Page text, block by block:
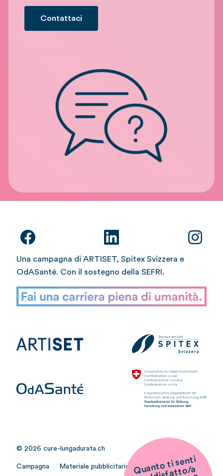
Quant
o ti senti
s
disfatt
nel tu
o lav
or
Contattaci
Una campagna di ARTISET, Spitex Svizzera e
OdASanté. Con il sostegno della SEFRI.
© 2026 cure-lungadurata.ch
Campagna Materiale pubblicitario Media